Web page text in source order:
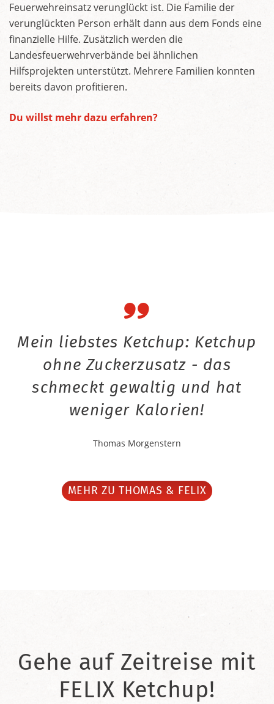
Feuerwehreinsatz verunglückt ist. Die Familie der
verunglückten Person erhält dann aus dem Fonds eine
finanzielle Hilfe. Zusätzlich werden die
Landesfeuerwehrverbände bei ähnlichen
Hilfsprojekten unterstützt. Mehrere Familien konnten
bereits davon profitieren.
Du willst mehr dazu erfahren?
Mein liebstes Ketchup: Ketchup
ohne Zuckerzusatz - das
schmeckt gewaltig und hat
weniger Kalorien!
Thomas Morgenstern
MEHR ZU THOMAS & FELIX
Gehe auf Zeitreise mit
FELIX Ketchup!